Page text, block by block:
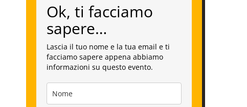
Ok, ti facciamo
sapere…
Lascia il tuo nome e la tua email e ti
facciamo sapere appena abbiamo
informazioni su questo evento.